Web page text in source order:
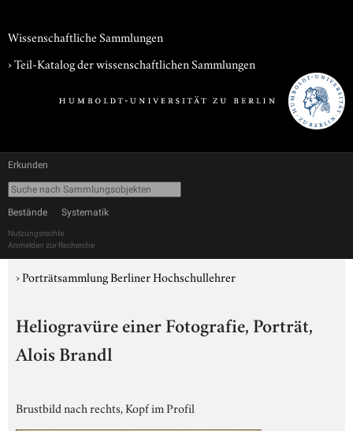
Wissenschaftliche Sammlungen
› Teil-Katalog der wissenschaftlichen Sammlungen
Erkunden
Bestände Systematik
Nutzungsrechte
Anmelden zur Recherche
›Porträtsammlung Berliner Hochschullehrer
Heliogravüre einer Fotografie, Porträt,
Alois Brandl
Brustbild nach rechts, Kopf im Profil